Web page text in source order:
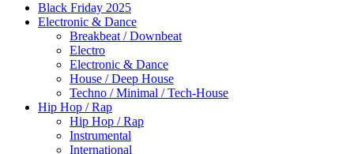
Black Friday 2025
Electronic & Dance
Breakbeat / Downbeat
Electro
Electronic & Dance
House / Deep House
Techno / Minimal / Tech-House
Hip Hop / Rap
Hip Hop / Rap
Instrumental
International